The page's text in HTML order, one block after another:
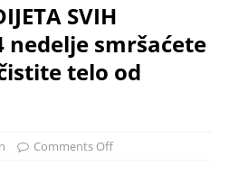
SVIH
nedelje smršaćete
telo od
Comments Off